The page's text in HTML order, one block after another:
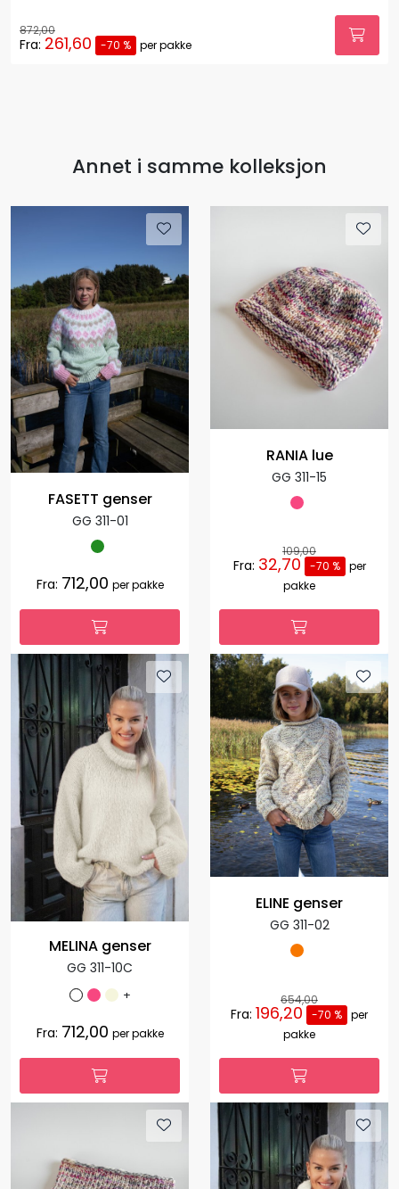
872,00
Fra: 261,60 -70 % per pakke
Annet i samme kolleksjon
FASETT genser
GG 311-01
Fra: 712,00 per pakke
RANIA lue
GG 311-15
109,00
Fra: 32,70 -70 %
per
pakke
MELINA genser
GG 311-10C
+
Fra: 712,00 per pakke
ELINE genser
GG 311-02
654,00
Fra: 196,20 -70 % per
pakke